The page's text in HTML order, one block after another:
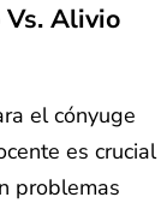
Vs. Alivio
el cónyuge
es crucial
problemas